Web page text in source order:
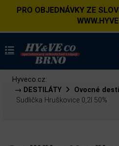
PRO OBJEDNÁVKY ZE
Hyveco.cz:
→ DESTILÁTY
Ovocné
Sudlička Hruškovice 0,2l 50%